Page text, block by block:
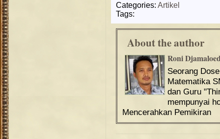
Categories: Artikel
Tags:
About the author
Roni
Seorang
Matematika
dan Guru
mempunyai
Mencerahkan Pemikiran